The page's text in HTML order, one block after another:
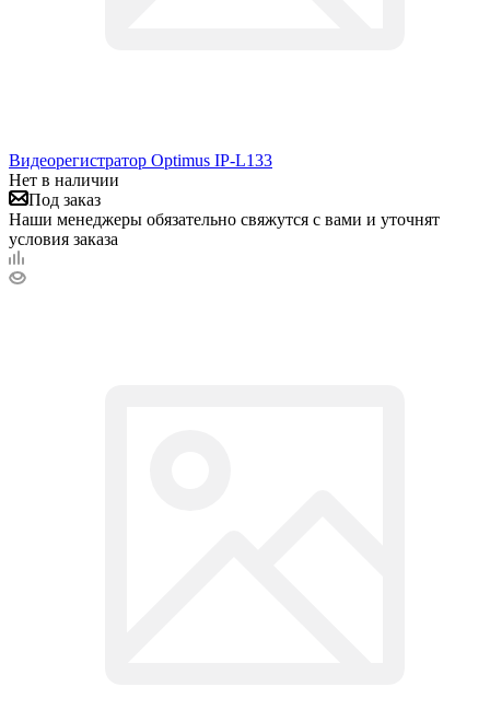
Видеорегистратор Optimus IP-L133
Нет в наличии
Под заказ
Наши менеджеры обязательно свяжутся с вами и уточнят
условия заказа